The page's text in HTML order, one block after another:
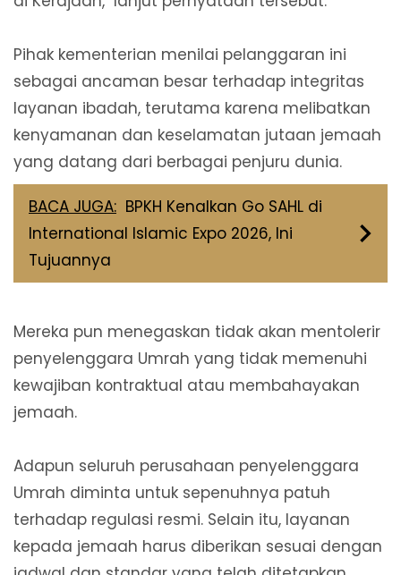
Pihak kementerian menilai pelanggaran ini
sebagai ancaman besar terhadap integritas
layanan ibadah, terutama karena melibatkan
kenyamanan dan keselamatan jutaan jemaah
yang datang dari berbagai penjuru dunia.
BACA JUGA: BPKH Kenalkan Go SAHL di
International Islamic Expo 2026, Ini
Tujuannya
Mereka pun menegaskan tidak akan mentolerir
penyelenggara Umrah yang tidak memenuhi
kewajiban kontraktual atau membahayakan
jemaah.
Adapun seluruh perusahaan penyelenggara
Umrah diminta untuk sepenuhnya patuh
terhadap regulasi resmi. Selain itu, layanan
kepada jemaah harus diberikan sesuai dengan